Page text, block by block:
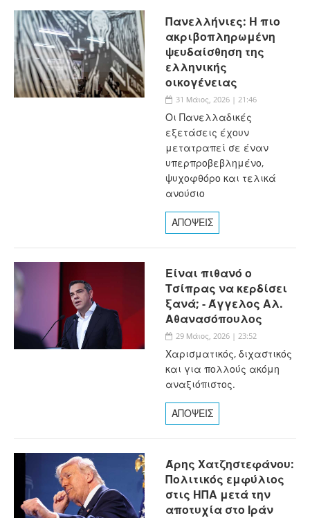
Πανελλήνιες: Η πιο
ακριβοπληρωμένη
ψευδαίσθηση της
ελληνικής
οικογένειας
31 Μάιος, 2026 | 21:46
Οι Πανελλαδικές
εξετάσεις έχουν
μετατραπεί σε έναν
υπερπροβεβλημένο,
ψυχοφθόρο και τελικά
ανούσιο
ΑΠΟΨΕΙΣ
Είναι πιθανό ο
Τσίπρας να κερδίσει
ξανά; - Άγγελος Αλ.
Αθανασόπουλος
29 Μάιος, 2026 | 23:52
Χαρισματικός, διχαστικός
και για πολλούς ακόμη
αναξιόπιστος.
ΑΠΟΨΕΙΣ
Άρης Χατζηστεφάνου:
Πολιτικός εμφύλιος
στις ΗΠΑ μετά την
αποτυχία στο Ιράν